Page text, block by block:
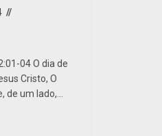
04 O dia de
Cristo, O
de um lado,…